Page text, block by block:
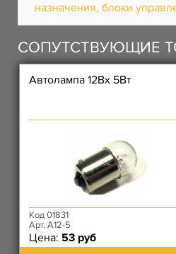
назначения, блоки
СОПУТСТВУЮЩИЕ
Автолампа 12Вх 5Вт
Код 01831
Арт. А12-5
Цена: 53 руб